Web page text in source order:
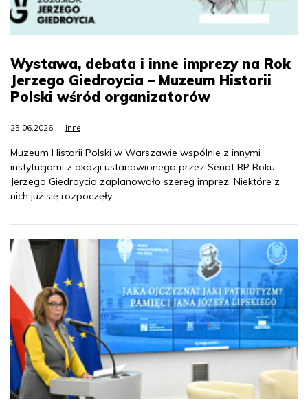
Wystawa, debata i inne imprezy na Rok
Jerzego Giedroycia – Muzeum Historii
Polski wśród organizatorów
25.06.2026 Inne
Muzeum Historii Polski w Warszawie wspólnie z innymi
instytucjami z okazji ustanowionego przez Senat RP Roku
Jerzego Giedroycia zaplanowało szereg imprez. Niektóre z
nich już się rozpoczęły.